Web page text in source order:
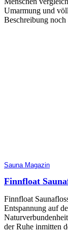
Umarmung und
Beschreibung noch
Sauna Magazin
Finnfloat
Finnfloat
Entspannung auf
der Ruhe inmitten